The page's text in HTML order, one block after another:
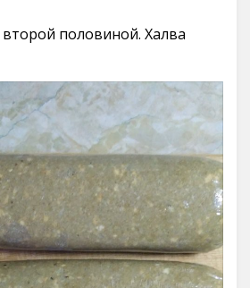
половиной. Халва